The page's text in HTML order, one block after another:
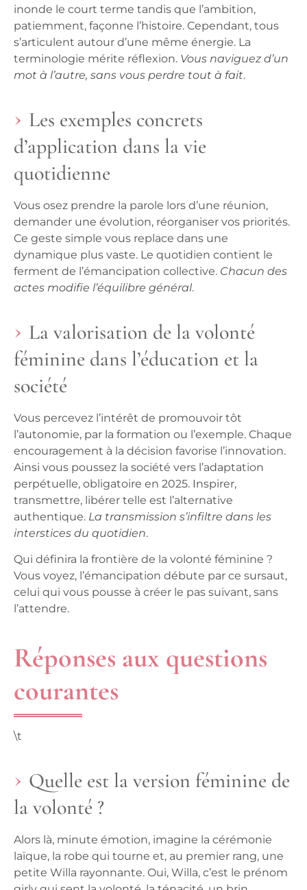
inonde le court terme tandis que l’ambition,
patiemment, façonne l’histoire. Cependant, tous
s’articulent autour d’une même énergie. La
terminologie mérite réflexion. Vous naviguez d’un
mot à l’autre, sans vous perdre tout à fait.
Les exemples concrets
d’application dans la vie
quotidienne
Vous osez prendre la parole lors d’une réunion,
demander une évolution, réorganiser vos priorités.
Ce geste simple vous replace dans une
dynamique plus vaste. Le quotidien contient le
ferment de l’émancipation collective. Chacun des
actes modifie l’équilibre général.
La valorisation de la volonté
féminine dans l’éducation et la
société
Vous percevez l’intérêt de promouvoir tôt
l’autonomie, par la formation ou l’exemple. Chaque
encouragement à la décision favorise l’innovation.
Ainsi vous poussez la société vers l’adaptation
perpétuelle, obligatoire en 2025. Inspirer,
transmettre, libérer telle est l’alternative
authentique. La transmission s’infiltre dans les
interstices du quotidien.
Qui définira la frontière de la volonté féminine ?
Vous voyez, l’émancipation débute par ce sursaut,
celui qui vous pousse à créer le pas suivant, sans
l’attendre.
Réponses aux questions
courantes
\t
Quelle est la version féminine de
la volonté ?
Alors là, minute émotion, imagine la cérémonie
laïque, la robe qui tourne et, au premier rang, une
petite Willa rayonnante. Oui, Willa, c’est le prénom